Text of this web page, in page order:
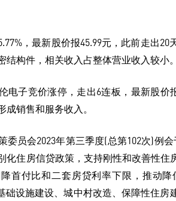
，最新股价报45.99元，此前走出
结构件，相关收入占整体营业收入较小。
电子竞价涨停，走出6连板，最新股价
销售和服务收入。
委员会2023年第三季度(总第102次)例
化住房信贷政策，支持刚性和改善性
首付比和二套房贷利率下限，推动
础设施建设、城中村改造、保障性住